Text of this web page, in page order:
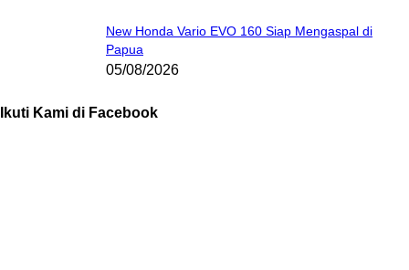
New Honda Vario EVO 160 Siap Mengaspal di
Papua
05/08/2026
Ikuti Kami di Facebook